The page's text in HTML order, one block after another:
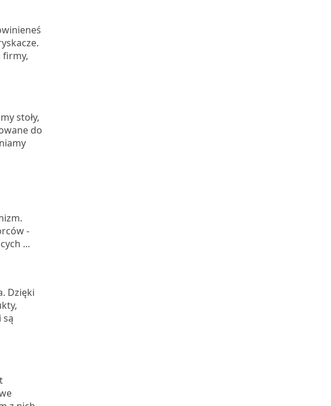
stoły,
do
-
...
Dzięki
są